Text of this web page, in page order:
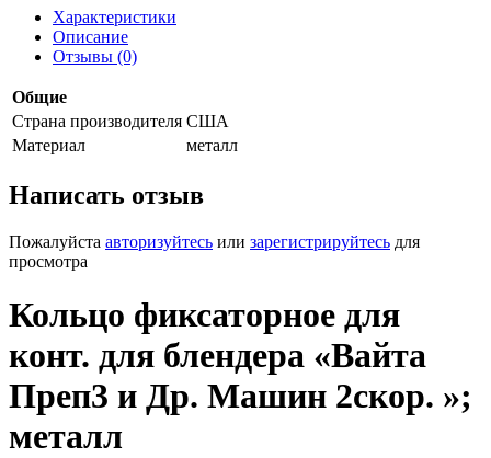
Характеристики
Описание
Отзывы (0)
Общие
Страна производителя США
Материал
металл
Написать отзыв
Пожалуйста авторизуйтесь или зарегистрируйтесь для
просмотра
Кольцо фиксаторное для
конт. для блендера «Вайта
Преп3 и Др. Машин 2скор. »;
металл